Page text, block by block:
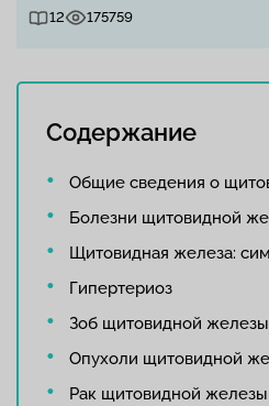
12
175759
Содержание
Общие сведения о
Болезни щитовидной
Щитовидная железа:
Гипертериоз
Зоб щитовидной
Опухоли щитовидной
Рак щитовидной железы